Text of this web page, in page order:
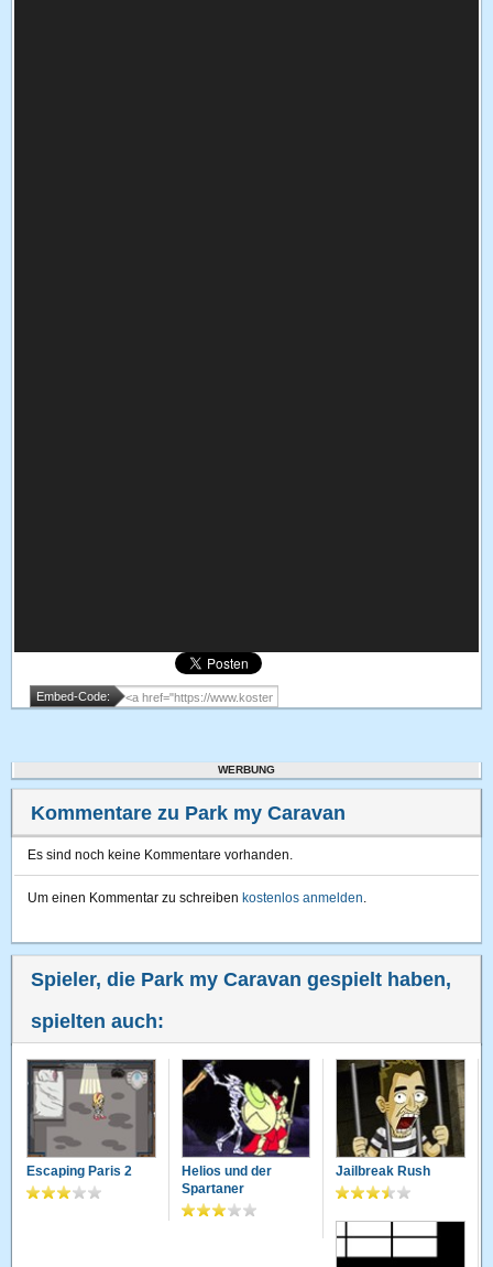
Embed-Code:
WERBUNG
Kommentare zu Park my Caravan
Es sind noch keine Kommentare vorhanden.
Um einen Kommentar zu schreiben kostenlos anmelden.
Spieler, die Park my Caravan gespielt haben,
spielten auch:
Escaping Paris 2
Helios und der
Spartaner
Jailbreak Rush